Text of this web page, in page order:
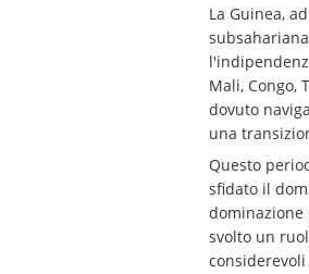
La Guinea,
Mali, Congo,
dovuto
una
Questo
sfidato il
dominazione
svolto un